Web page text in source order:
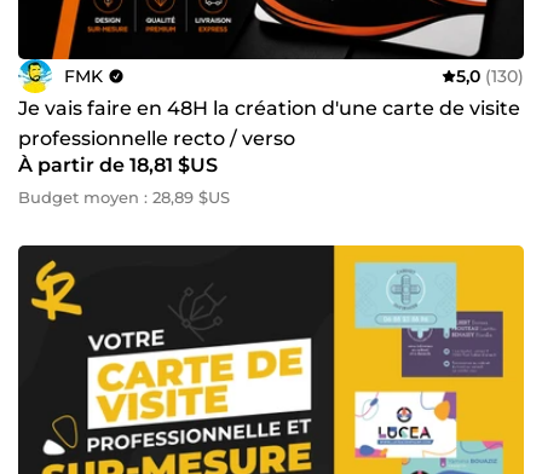
FMK 5,0 (130)
Je vais faire en 48H la création d'une carte de visite
professionnelle recto / verso
À partir de 18,81 $US
Budget moyen : 28,89 $US